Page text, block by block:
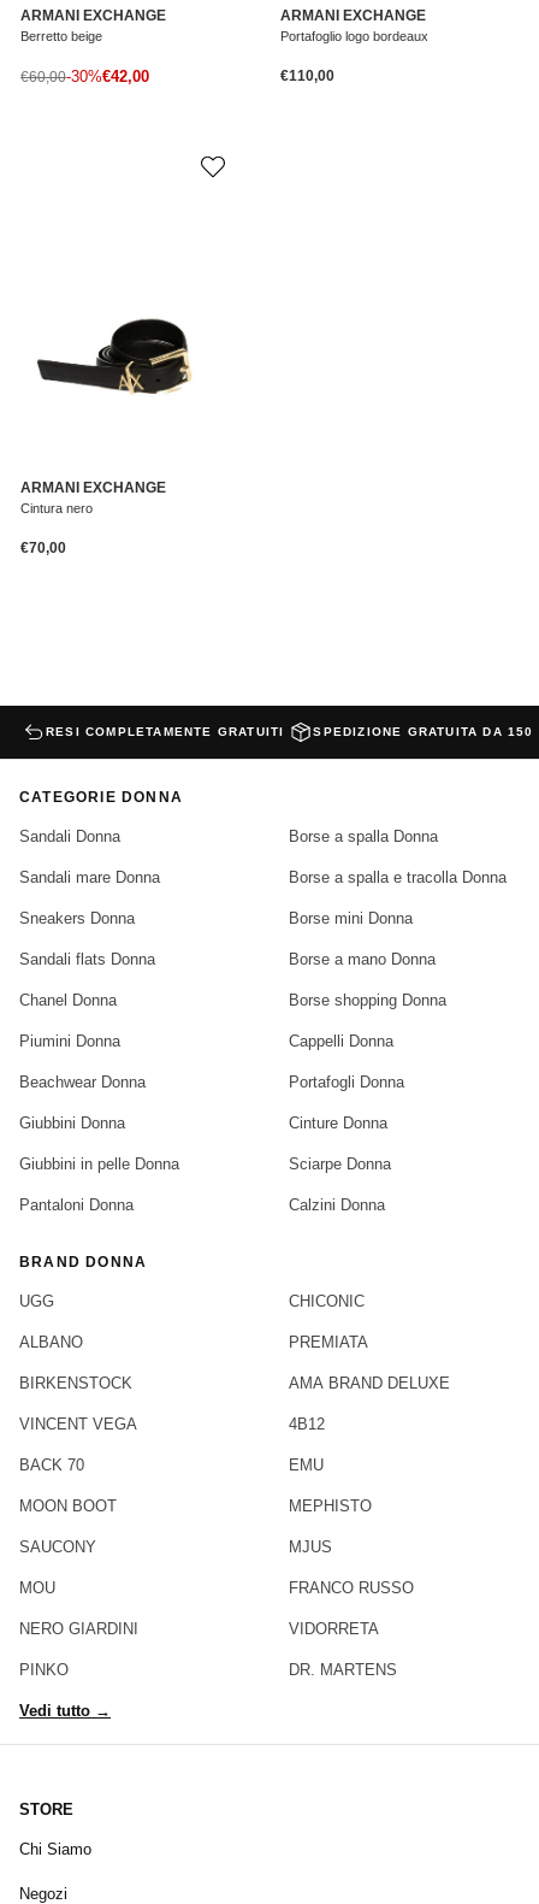
ARMANI EXCHANGE
Berretto beige
Prezzo di vendita
€42,00
Prezzo normale
€60,00-30%
ARMANI EXCHANGE
Portafoglio logo bordeaux
Prezzo normale
€110,00
ARMANI EXCHANGE
Cintura nero
Prezzo normale
€70,00
RESI COMPLETAMENTE GRATUITI SPEDIZIONE GRATUITA DA 150
CATEGORIE DONNA
Sandali Donna
Sandali mare Donna
Sneakers Donna
Sandali flats Donna
Chanel Donna
Piumini Donna
Beachwear Donna
Giubbini Donna
Giubbini in pelle Donna
Pantaloni Donna
Borse a spalla Donna
Borse a spalla e tracolla Donna
Borse mini Donna
Borse a mano Donna
Borse shopping Donna
Cappelli Donna
Portafogli Donna
Cinture Donna
Sciarpe Donna
Calzini Donna
BRAND DONNA
UGG
ALBANO
BIRKENSTOCK
VINCENT VEGA
BACK 70
MOON BOOT
SAUCONY
MOU
NERO GIARDINI
PINKO
CHICONIC
PREMIATA
AMA BRAND DELUXE
4B12
EMU
MEPHISTO
MJUS
FRANCO RUSSO
VIDORRETA
DR. MARTENS
Vedi tutto →
STORE
Chi Siamo
Negozi